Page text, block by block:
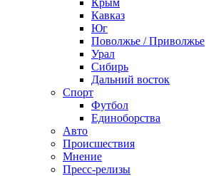
Крым
Кавказ
Юг
Поволжье / Приволжье
Урал
Сибирь
Дальний восток
Спорт
Футбол
Единоборства
Авто
Происшествия
Мнение
Пресс-релизы